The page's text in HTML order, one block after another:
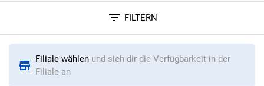
FILTERN
Filiale wählen und sieh dir die Verfügbarkeit in der
Filiale an